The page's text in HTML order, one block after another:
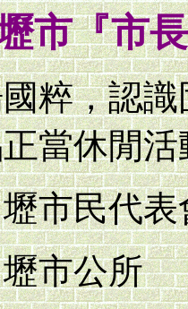
市『市
粹，認
當休閒活
市民代表
市公所